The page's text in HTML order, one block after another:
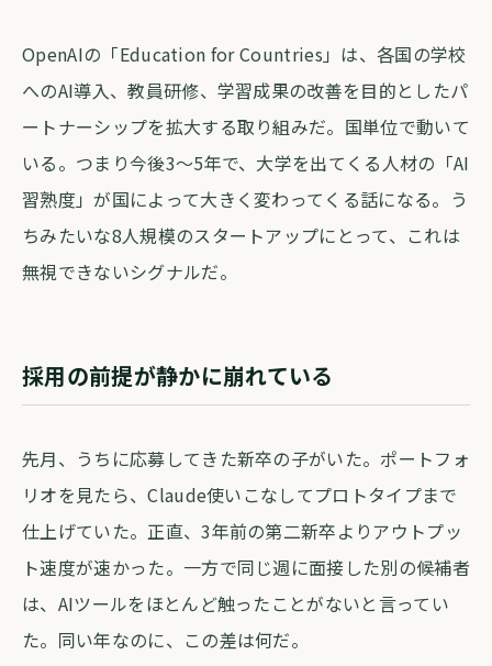
OpenAIの「Education for Countries」は、各国の学校
へのAI導入、教員研修、学習成果の改善を目的としたパ
ートナーシップを拡大する取り組みだ。国単位で動いて
いる。つまり今後3〜5年で、大学を出てくる人材の「AI
習熟度」が国によって大きく変わってくる話になる。う
ちみたいな8人規模のスタートアップにとって、これは
無視できないシグナルだ。
採用の前提が静かに崩れている
先月、うちに応募してきた新卒の子がいた。ポートフォ
リオを見たら、Claude使いこなしてプロトタイプまで
仕上げていた。正直、3年前の第二新卒よりアウトプッ
ト速度が速かった。一方で同じ週に面接した別の候補者
は、AIツールをほとんど触ったことがないと言ってい
た。同い年なのに、この差は何だ。